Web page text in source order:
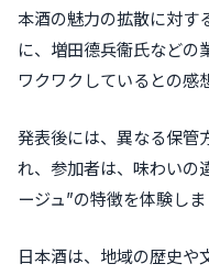
本酒の魅力の拡散に対す
に、増田德兵衞氏などの
ワクワクしているとの感
発表後には、異なる保管
れ、参加者は、味わいの
ージュ”の特徴を体験しま
日本酒は、地域の歴史や